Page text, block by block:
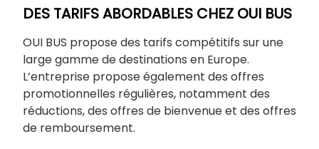
DES TARIFS ABORDABLES CHEZ OUI BUS
OUI BUS propose des tarifs compétitifs sur une
large gamme de destinations en Europe.
L’entreprise propose également des offres
promotionnelles régulières, notamment des
réductions, des offres de bienvenue et des offres
de remboursement.